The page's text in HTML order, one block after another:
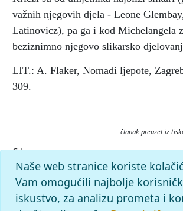
važnih njegovih djela - Leone
Latinovicz), pa ga i kod Michelangela
beziznimno njegovo slikarsko
LIT.: A. Flaker, Nomadi ljepote,
309.
članak preuzet iz
Citiranje:
MICHELANGELO BUONARROTI.Krležijana
Leksikografski zavod Miroslav
Pristupljeno 10.8.2026.
<https://krlezijana.lzmk.hr/clanak/1888>.
Naše web stranice koriste
Vam omogućili najbolje
iskustvo, za analizu prometa i